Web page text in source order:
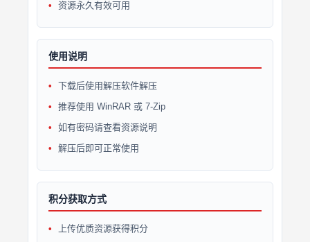
资源永久有效可用
使用说明
下载后使用解压软件解压
推荐使用 WinRAR 或 7-Zip
如有密码请查看资源说明
解压后即可正常使用
积分获取方式
上传优质资源获得积分